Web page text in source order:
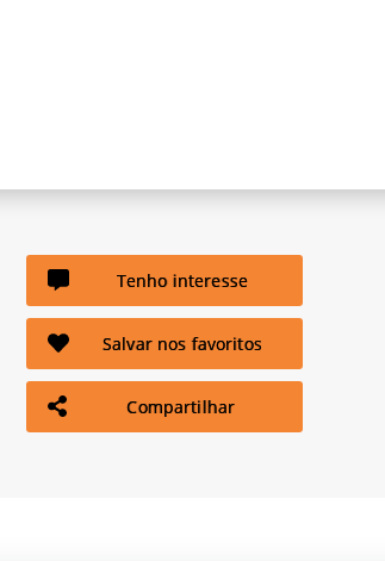
Tenho interesse
Salvar nos favoritos
Compartilhar